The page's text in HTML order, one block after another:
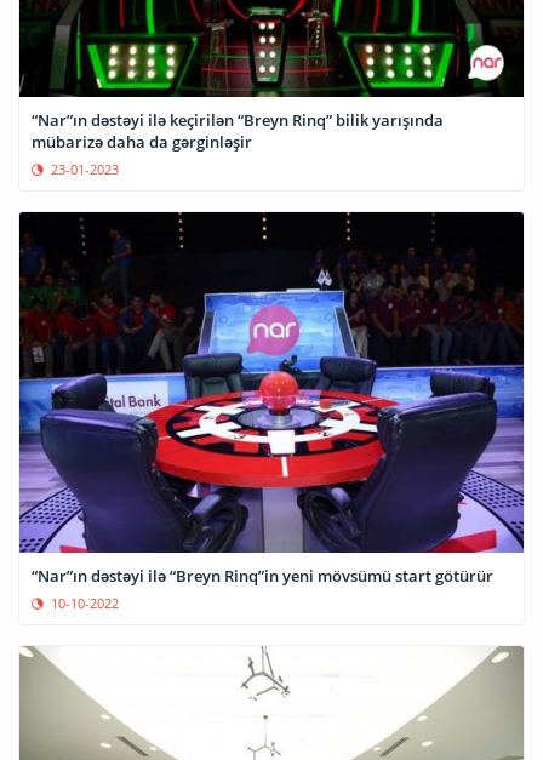
“Nar”ın dəstəyi ilə keçirilən “Breyn Rinq” bilik yarışında
mübarizə daha da gərginləşir
23-01-2023
10-10-2022